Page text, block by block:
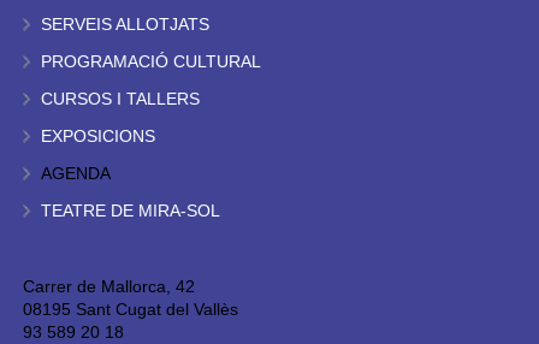
SERVEIS ALLOTJATS
PROGRAMACIÓ CULTURAL
CURSOS I TALLERS
EXPOSICIONS
AGENDA
TEATRE DE MIRA-SOL
Carrer de Mallorca, 42
08195 Sant Cugat del Vallès
93 589 20 18